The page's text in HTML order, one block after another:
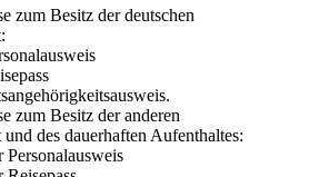
zum Besitz der deutschen
zum Besitz der anderen
und des dauerhaften Aufenthaltes:
Personalausweis